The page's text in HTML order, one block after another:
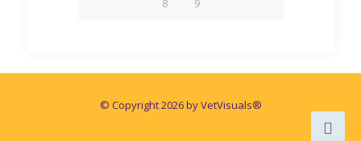
8
9
© Copyright 2026 by VetVisuals®